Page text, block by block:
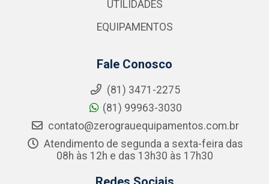
UTILIDADES
EQUIPAMENTOS
Fale Conosco
(81) 3471-2275
(81) 99963-3030
contato@zerograuequipamentos.com.br
Atendimento de segunda a sexta-feira das
08h às 12h e das 13h30 às 17h30